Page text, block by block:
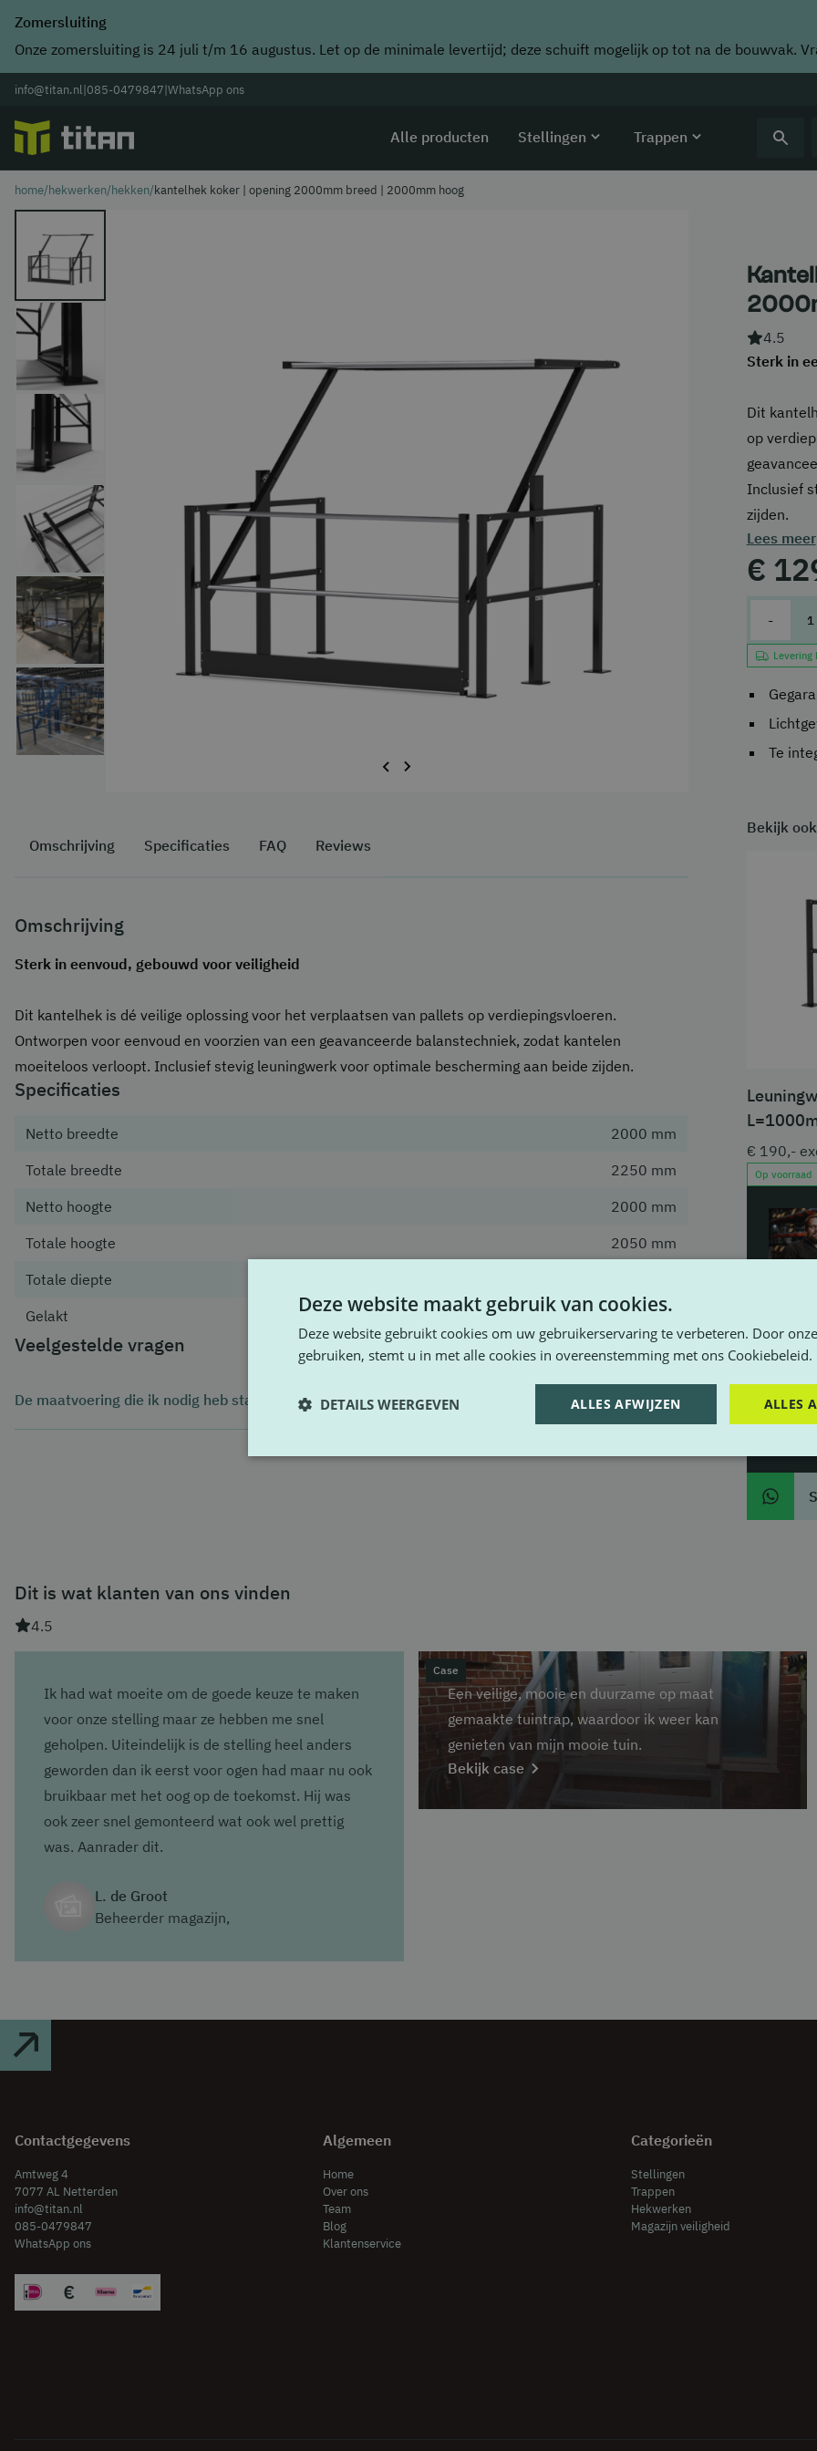
Zomersluiting
Onze zomersluiting is 24 juli t/m 16 augustus. Let op de minimale levertijd; deze schuift mogelijk op tot na de bouwvak.
info@titan.nl|085-0479847|WhatsApp ons
Alle producten Stellingen Trappen
home/hekwerken/hekken/kantelhek koker | opening 2000mm breed | 2000mm hoog
4.5
Sterk in
Dit
op
Inclusief
zijden.
Lees meer
€
-
Levering
Te
Omschrijving Specificaties FAQ Reviews
Omschrijving
Sterk in eenvoud, gebouwd voor veiligheid
Dit kantelhek is dé veilige oplossing voor het verplaatsen van pallets op verdiepingsvloeren.
Ontworpen voor eenvoud en voorzien van een geavanceerde balanstechniek, zodat kantelen
moeiteloos verloopt. Inclusief stevig leuningwerk voor optimale bescherming aan beide zijden.
Specificaties
Netto breedte
2000 mm
Totale breedte
2250 mm
Netto hoogte
2000 mm
Totale hoogte
2050 mm
Totale diepte
Gelakt
Titan Zwart
Veelgestelde vragen
De maatvoering die ik nodig heb staat hier niet, wat nu?
Bekijk
€ 190,-
Op voorraad
Staat
Dit is wat klanten van ons vinden
4.5
Ik had wat moeite om de goede keuze te maken
voor onze stelling maar ze hebben me snel
geholpen. Uiteindelijk is de stelling heel anders
geworden dan ik eerst voor ogen had maar nu ook
bruikbaar met het oog op de toekomst. Hij was
ook zeer snel gemonteerd wat ook wel prettig
was. Aanrader dit.
L. de Groot
Beheerder magazijn,
Case
Een veilige, mooie en duurzame op maat
gemaakte tuintrap, waardoor ik weer kan
genieten van mijn mooie tuin.
Bekijk case
Contactgegevens
Amtweg 4
7077 AL Netterden
info@titan.nl
085-0479847
WhatsApp ons
Algemeen
Home
Over ons
Team
Blog
Klantenservice
Categorieën
Stellingen
Trappen
Hekwerken
Magazijn veiligheid
Deze website maakt gebruik van cookies.
Deze website gebruikt cookies om uw gebruikerservaring te verbeteren. Door
gebruiken, stemt u in met alle cookies in overeenstemming met ons Cookiebeleid.
ALLES
ALLES AFWIJZEN
DETAILS WEERGEVEN